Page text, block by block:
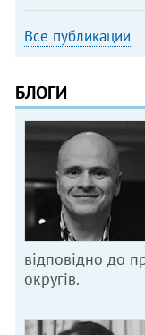
Все публикации
БЛОГИ
відповідно до
округів.